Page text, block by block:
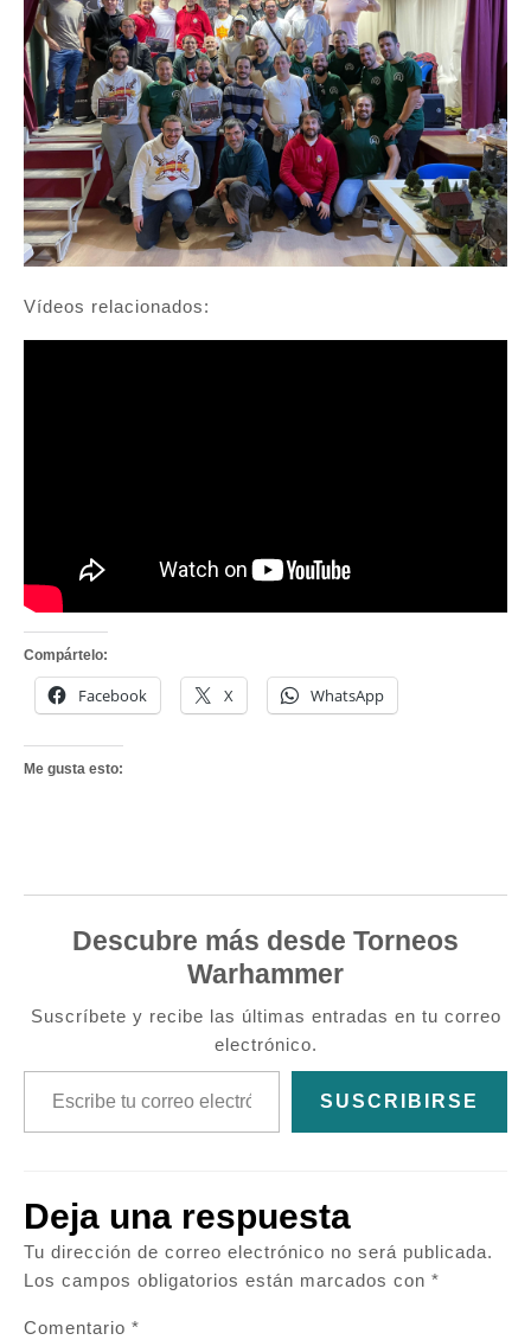
Vídeos relacionados:
Compártelo:
Facebook X WhatsApp
Me gusta esto:
Descubre más desde Torneos
Warhammer
Suscríbete y recibe las últimas entradas en tu correo
electrónico.
Escribe tu correo electrónico…
SUSCRIBIRSE
Deja una respuesta
Tu dirección de correo electrónico no será publicada.
Los campos obligatorios están marcados con *
Comentario *